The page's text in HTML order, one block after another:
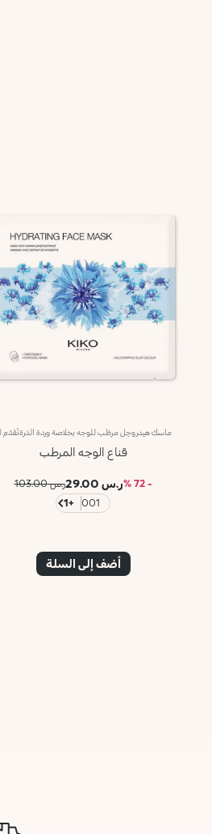
قناع الوجه المرطب
- 72 % ر.س 29.00
ر.س 103.00
001
+1
أضف إلى السلة